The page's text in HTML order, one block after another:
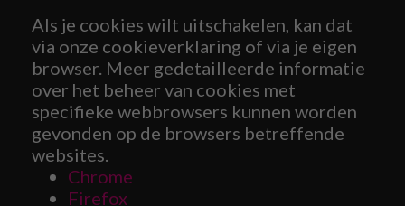
Als je cookies wilt uitschakelen, kan dat
via onze cookieverklaring of via je eigen
browser. Meer gedetailleerde informatie
over het beheer van cookies met
specifieke webbrowsers kunnen worden
gevonden op de browsers betreffende
websites.
Chrome
Firefox